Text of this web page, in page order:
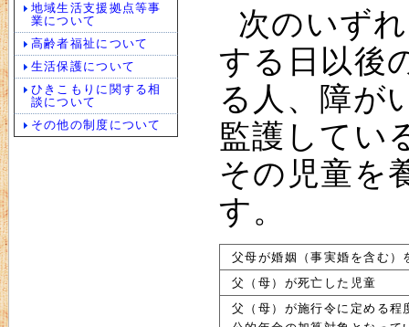
次のいず
する日以後
る人、障が
監護してい
その児童を
す。
父母が婚姻（事実婚を含む）
父（母）が死亡した児童
父（母）が施行令に定める
地域生活支援拠点等事
業について
高齢者福祉について
生活保護について
ひきこもりに関する相
談について
その他の制度について